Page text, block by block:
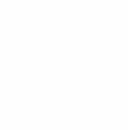
Bretagne
quoi de mieux que
en pleine nature ?
d’hôtes du Moulin
vont adorer y faire leur